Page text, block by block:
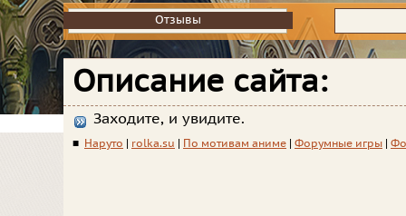
Отзывы
Отзывы
Описание сайта:
Заходите, и увидите.
■ Наруто rolka.su По мотивам аниме Форумные игры